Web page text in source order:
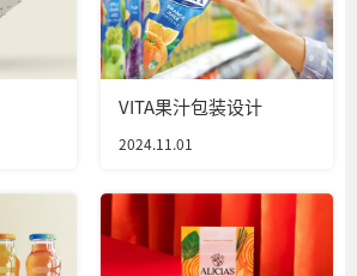
VITA果汁包装设计
2024.11.01